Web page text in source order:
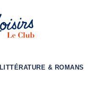
LITTÉRATURE & ROMANS